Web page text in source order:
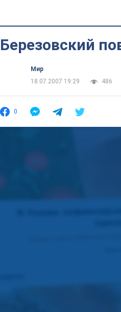
Березовский
Мир
18.07.2007 19:29
486
0